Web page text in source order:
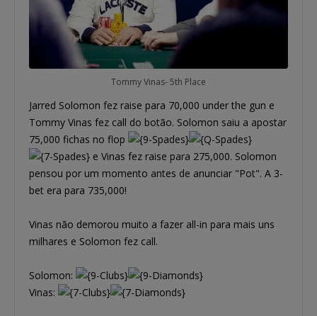
Tommy Vinas- 5th Place
Jarred Solomon fez raise para 70,000 under the gun e
Tommy Vinas fez call do botão. Solomon saiu a apostar
75,000 fichas no flop
e Vinas fez raise para 275,000. Solomon
pensou por um momento antes de anunciar "Pot". A 3-
bet era para 735,000!
Vinas não demorou muito a fazer all-in para mais uns
milhares e Solomon fez call.
Solomon:
Vinas: